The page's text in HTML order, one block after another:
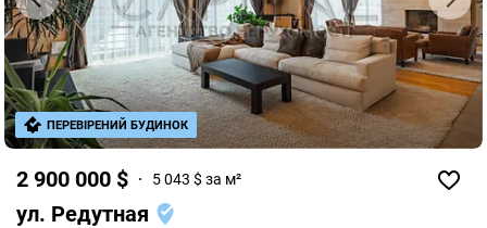
2 900 000 $ 5 043 $ за м²
ул. Редутная
ПЕРЕВІРЕНИЙ БУДИНОК